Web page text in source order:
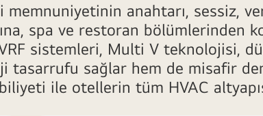
anahtarı, sessiz,
spa ve restoran bölümlerinden
sistemleri, Multi V teknolojisi,
sağlar hem de misafir
ile otellerin tüm HVAC